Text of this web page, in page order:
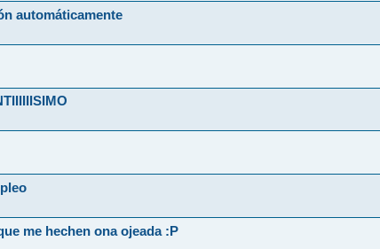
automáticamente
me hechen ona ojeada :P